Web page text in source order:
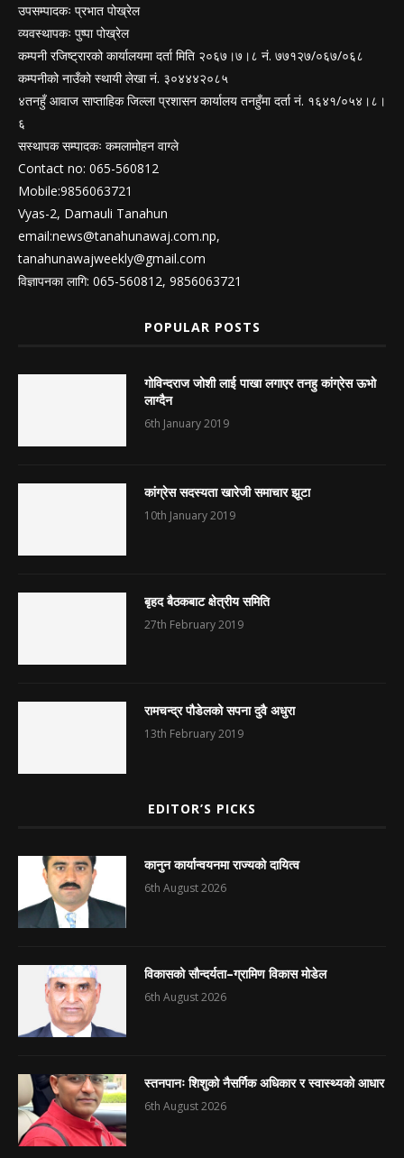
उपसम्पादकः प्रभात पोख्रेल
व्यवस्थापकः पुष्पा पोख्रेल
कम्पनी रजिष्ट्रारको कार्यालयमा दर्ता मिति २०६७।७।८ नं. ७७१२७/०६७/०६८
कम्पनीको नाउँको स्थायी लेखा नं. ३०४४४२०८५
४तनहुँ आवाज साप्ताहिक जिल्ला प्रशासन कार्यालय तनहुँमा दर्ता नं. १६४१/०५४।८।
६
सस्थापक सम्पादकः कमलामोहन वाग्ले
Contact no: 065-560812
Mobile:9856063721
Vyas-2, Damauli Tanahun
email:news@tanahunawaj.com.np,
tanahunawajweekly@gmail.com
विज्ञापनका लागि: 065-560812, 9856063721
POPULAR POSTS
गोविन्दराज जोशी लाई पाखा लगाएर तनहु कांग्रेस ऊभो
लाग्दैन
6th January 2019
कांग्रेस सदस्यता खारेजी समाचार झूटा
10th January 2019
बृहद बैठकबाट क्षेत्रीय समिति
27th February 2019
रामचन्द्र पौडेलको सपना दुवै अधुरा
13th February 2019
EDITOR’S PICKS
कानुन कार्यान्वयनमा राज्यको दायित्व
6th August 2026
विकासको सौन्दर्यता–ग्रामिण विकास मोडेल
6th August 2026
स्तनपानः शिशुको नैसर्गिक अधिकार र स्वास्थ्यको आधार
6th August 2026